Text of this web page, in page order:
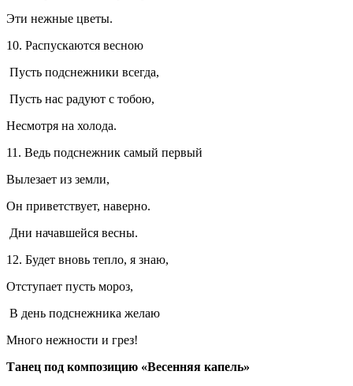
Эти нежные цветы.
10. Распускаются весною
Пусть подснежники всегда,
Пусть нас радуют с тобою,
Несмотря на холода.
11. Ведь подснежник самый первый
Вылезает из земли,
Он приветствует, наверно.
Дни начавшейся весны.
12. Будет вновь тепло, я знаю,
Отступает пусть мороз,
В день подснежника желаю
Много нежности и грез!
Танец под композицию «Весенняя капель»